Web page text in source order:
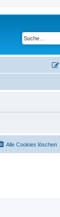
Alle Cookies löschen